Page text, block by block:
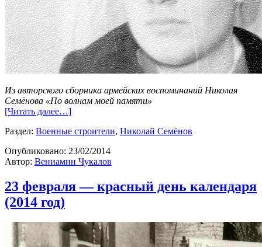
Из авторского сборника армейских воспоминаний Николая
Семёнова «По волнам моей памяти»
[Читать далее…]
Раздел: Военные строители, Николай Семёнов
Опубликовано: 23/02/2014
Автор: Вениамин Чукалов
23 февраля — красный день календаря
(2014 год)